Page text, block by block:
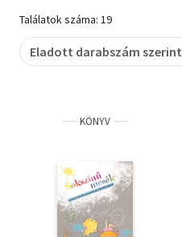
Találatok száma: 19
Eladott darabszám szerint
KÖNYV